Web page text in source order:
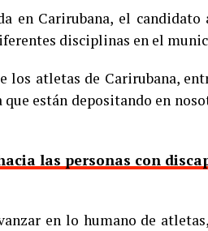
en Carirubana, el candidato
disciplinas en el
los atletas de Carirubana,
están depositando en
las personas con
en lo humano de